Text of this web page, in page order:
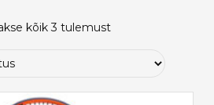
kõik 3 tulemust